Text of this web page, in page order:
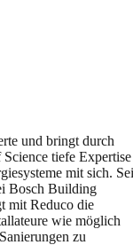
und bringt durch
tiefe Expertise
mit sich.
Bosch Building
mit Reduco die
wie möglich
zu